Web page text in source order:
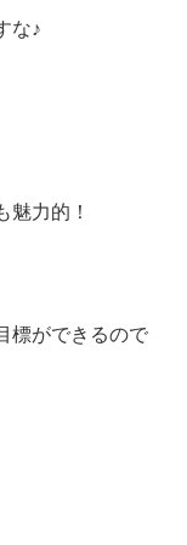
な♪
魅力的！
標ができるので